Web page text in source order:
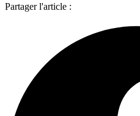
Partager l'article :